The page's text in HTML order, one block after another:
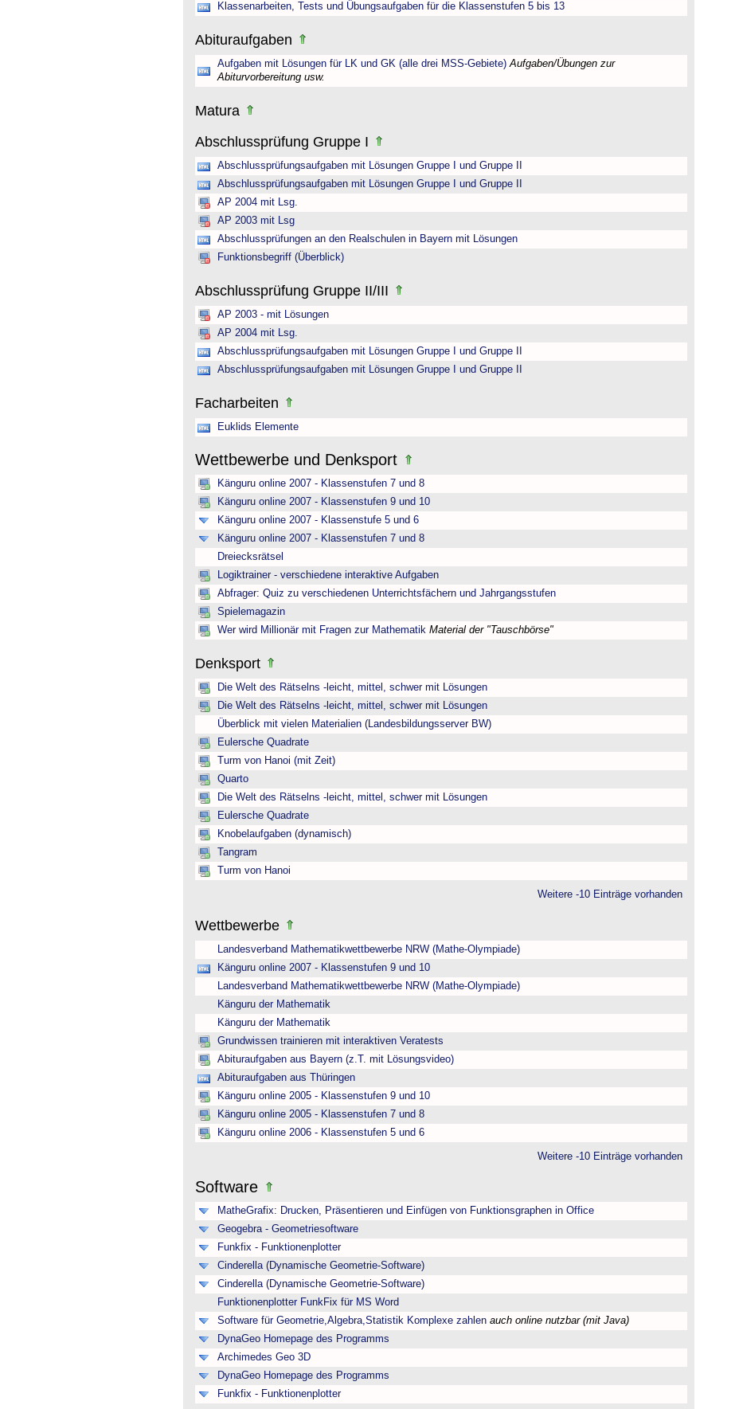
Klassenarbeiten, Tests und Übungsaufgaben für die Klassenstufen 5 bis 13
Abituraufgaben
Aufgaben mit Lösungen für LK und GK (alle drei MSS-Gebiete) Aufgaben/Übungen zur
Abiturvorbereitung usw.
Matura
Abschlussprüfung Gruppe I
Abschlussprüfungsaufgaben mit Lösungen Gruppe I und Gruppe II
Abschlussprüfungsaufgaben mit Lösungen Gruppe I und Gruppe II
AP 2004 mit Lsg.
AP 2003 mit Lsg
Abschlussprüfungen an den Realschulen in Bayern mit Lösungen
Funktionsbegriff (Überblick)
Abschlussprüfung Gruppe II/III
AP 2003 - mit Lösungen
AP 2004 mit Lsg.
Abschlussprüfungsaufgaben mit Lösungen Gruppe I und Gruppe II
Abschlussprüfungsaufgaben mit Lösungen Gruppe I und Gruppe II
Facharbeiten
Euklids Elemente
Wettbewerbe und Denksport
Känguru online 2007 - Klassenstufen 7 und 8
Känguru online 2007 - Klassenstufen 9 und 10
Känguru online 2007 - Klassenstufe 5 und 6
Känguru online 2007 - Klassenstufen 7 und 8
Dreiecksrätsel
Logiktrainer - verschiedene interaktive Aufgaben
Abfrager: Quiz zu verschiedenen Unterrichtsfächern und Jahrgangsstufen
Spielemagazin
Wer wird Millionär mit Fragen zur Mathematik Material der "Tauschbörse"
Denksport
Die Welt des Rätselns -leicht, mittel, schwer mit Lösungen
Die Welt des Rätselns -leicht, mittel, schwer mit Lösungen
Überblick mit vielen Materialien (Landesbildungsserver BW)
Eulersche Quadrate
Turm von Hanoi (mit Zeit)
Quarto
Die Welt des Rätselns -leicht, mittel, schwer mit Lösungen
Eulersche Quadrate
Knobelaufgaben (dynamisch)
Tangram
Turm von Hanoi
Weitere -10 Einträge vorhanden
Wettbewerbe
Landesverband Mathematikwettbewerbe NRW (Mathe-Olympiade)
Känguru online 2007 - Klassenstufen 9 und 10
Landesverband Mathematikwettbewerbe NRW (Mathe-Olympiade)
Känguru der Mathematik
Känguru der Mathematik
Grundwissen trainieren mit interaktiven Veratests
Abituraufgaben aus Bayern (z.T. mit Lösungsvideo)
Abituraufgaben aus Thüringen
Känguru online 2005 - Klassenstufen 9 und 10
Känguru online 2005 - Klassenstufen 7 und 8
Känguru online 2006 - Klassenstufen 5 und 6
Weitere -10 Einträge vorhanden
Software
MatheGrafix: Drucken, Präsentieren und Einfügen von Funktionsgraphen in Office
Geogebra - Geometriesoftware
Funkfix - Funktionenplotter
Cinderella (Dynamische Geometrie-Software)
Cinderella (Dynamische Geometrie-Software)
Funktionenplotter FunkFix für MS Word
Software für Geometrie,Algebra,Statistik Komplexe zahlen auch online nutzbar (mit Java)
DynaGeo Homepage des Programms
Archimedes Geo 3D
DynaGeo Homepage des Programms
Funkfix - Funktionenplotter